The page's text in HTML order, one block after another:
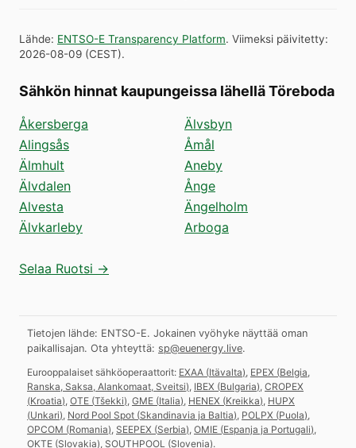
Lähde: ENTSO-E Transparency Platform. Viimeksi päivitetty:
2026-08-09 (CEST).
Sähkön hinnat kaupungeissa lähellä Töreboda
Åkersberga
Alingsås
Älmhult
Älvdalen
Alvesta
Älvkarleby
Älvsbyn
Åmål
Aneby
Ånge
Ängelholm
Arboga
Selaa Ruotsi →
Tietojen lähde: ENTSO-E. Jokainen vyöhyke näyttää oman
paikallisajan. Ota yhteyttä: sp@euenergy.live.
Eurooppalaiset sähköoperaattorit: EXAA (Itävalta) EPEX (Belgia,
Ranska, Saksa, Alankomaat, Sveitsi) IBEX (Bulgaria) CROPEX
(Kroatia) OTE (Tšekki) GME (Italia) HENEX (Kreikka) HUPX
(Unkari) Nord Pool Spot (Skandinavia ja Baltia) POLPX (Puola)
OPCOM (Romania) SEEPEX (Serbia) OMIE (Espanja ja Portugali)
OKTE (Slovakia) SOUTHPOOL (Slovenia).